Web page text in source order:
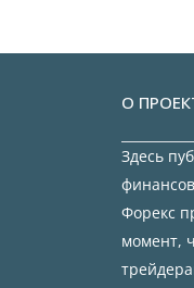
О
Здесь
Форекс
момент,